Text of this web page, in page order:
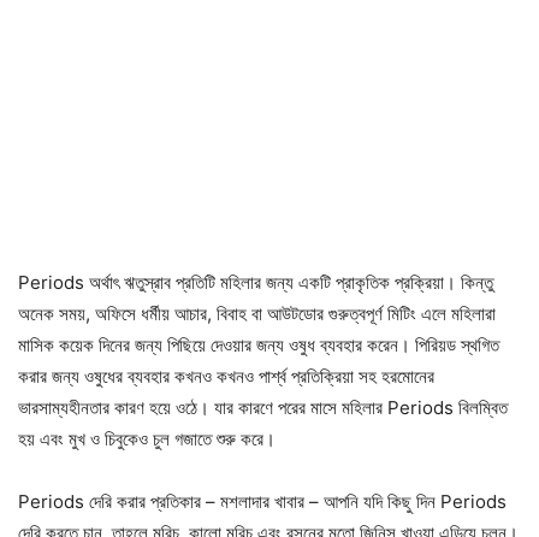
Periods অর্থাৎ ঋতুস্রাব প্রতিটি মহিলার জন্য একটি প্রাকৃতিক প্রক্রিয়া। কিন্তু
অনেক সময়, অফিসে ধর্মীয় আচার, বিবাহ বা আউটডোর গুরুত্বপূর্ণ মিটিং এলে মহিলারা
মাসিক কয়েক দিনের জন্য পিছিয়ে দেওয়ার জন্য ওষুধ ব্যবহার করেন। পিরিয়ড স্থগিত
করার জন্য ওষুধের ব্যবহার কখনও কখনও পার্শ্ব প্রতিক্রিয়া সহ হরমোনের
ভারসাম্যহীনতার কারণ হয়ে ওঠে। যার কারণে পরের মাসে মহিলার Periods বিলম্বিত
হয় এবং মুখ ও চিবুকেও চুল গজাতে শুরু করে।
Periods দেরি করার প্রতিকার – মশলাদার খাবার – আপনি যদি কিছু দিন Periods